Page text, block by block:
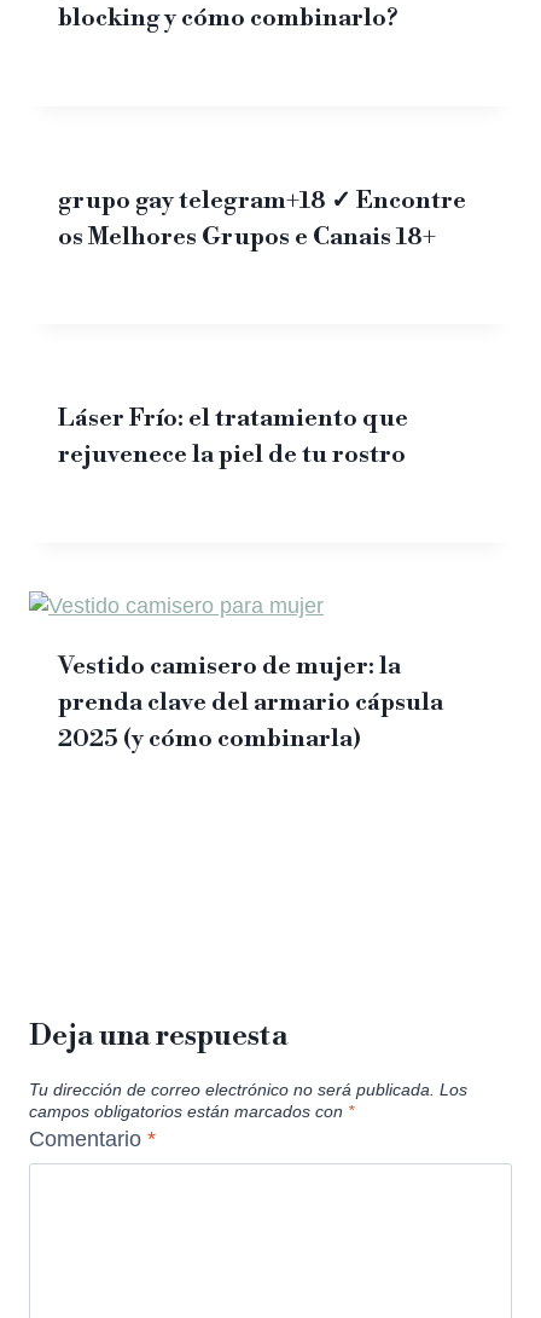
blocking y cómo combinarlo?
grupo gay telegram+18 ✓ Encontre
os Melhores Grupos e Canais 18+
Láser Frío: el tratamiento que
rejuvenece la piel de tu rostro
Vestido camisero de mujer: la
prenda clave del armario cápsula
2025 (y cómo combinarla)
Deja una respuesta
Tu dirección de correo electrónico no será publicada. Los
campos obligatorios están marcados con *
Comentario *